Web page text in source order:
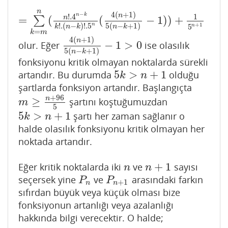
= ∑
k=m
n
( n!.4n−k
k!.(n−k)!.5n ( 4(n+1)
5(n−k+1) − 1)) +
1
5n+1
=∑ =m n (n!.4n−kk!.(n −k)!.5n(4( n+1)5(n −k +1)−1
olur. Eğer 4(n+1)
5(n−k+1) − 1 > 0
4(n+1)5(n −k+ 1 −1 >0 ise olasılık
fonksiyonu kritik olmayan noktalarda sürekli
artandır. Bu durumda 5k > n + 1
5k> n+ 1
olduğu
şartlarda fonksiyon artandır. Başlangıçta
m ≥ n+96
5
m≥ n+ 965 şartını koştuğumuzdan
5k > n + 1
5k> n+ 1
şartı her zaman sağlanır o
halde olasılık fonksiyonu kritik olmayan her
noktada artandır.
Eğer kritik noktalarda iki n
nve n + 1
n+1
sayısı
seçersek yine Pn
Pn ve Pn+1
Pn+1 arasındaki farkın
sıfırdan büyük veya küçük olması bize
fonksiyonun artanlığı veya azalanlığı
hakkında bilgi verecektir. O halde;